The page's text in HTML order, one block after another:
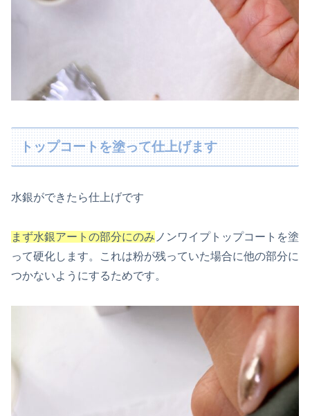
トップコートを塗って仕上げます
水銀ができたら仕上げです
まず水銀アートの部分にのみ ノンワイプトップコートを塗
って硬化します。これは粉が残っていた場合に他の部分に
つかないようにするためです。